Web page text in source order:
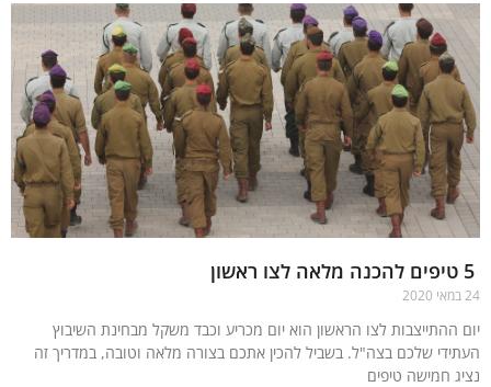
ההתייצבות לצו הראשון הוא יום מכריע וכבד משקל מבחינת השיבוץ
שלכם בצה"ל. בשביל להכין אתכם בצורה מלאה וטובה, במדריך זה
חמישה טיפים